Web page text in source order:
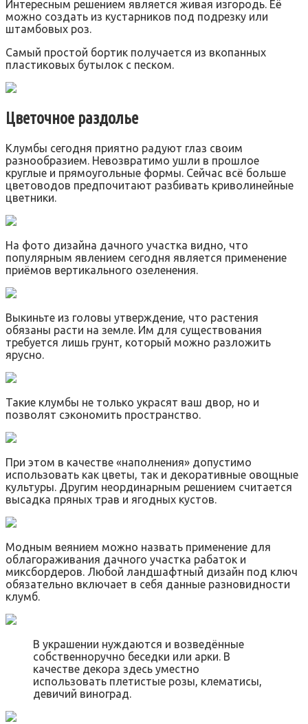
Интересным решением является живая изгородь. Её
можно создать из кустарников под подрезку или
штамбовых роз.
Самый простой бортик получается из вкопанных
пластиковых бутылок с песком.
Цветочное раздолье
Клумбы сегодня приятно радуют глаз своим
разнообразием. Невозвратимо ушли в прошлое
круглые и прямоугольные формы. Сейчас всё больше
цветоводов предпочитают разбивать криволинейные
цветники.
На фото дизайна дачного участка видно, что
популярным явлением сегодня является применение
приёмов вертикального озеленения.
Выкиньте из головы утверждение, что растения
обязаны расти на земле. Им для существования
требуется лишь грунт, который можно разложить
ярусно.
Такие клумбы не только украсят ваш двор, но и
позволят сэкономить пространство.
При этом в качестве «наполнения» допустимо
использовать как цветы, так и декоративные овощные
культуры. Другим неординарным решением считается
высадка пряных трав и ягодных кустов.
Модным веянием можно назвать применение для
облагораживания дачного участка рабаток и
миксбордеров. Любой ландшафтный дизайн под ключ
обязательно включает в себя данные разновидности
клумб.
В украшении нуждаются и возведённые
собственноручно беседки или арки. В
качестве декора здесь уместно
использовать плетистые розы, клематисы,
девичий виноград.